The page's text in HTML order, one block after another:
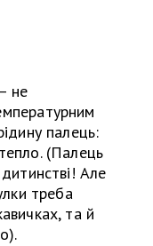
не
палець:
(Палець
Але
треба
та й